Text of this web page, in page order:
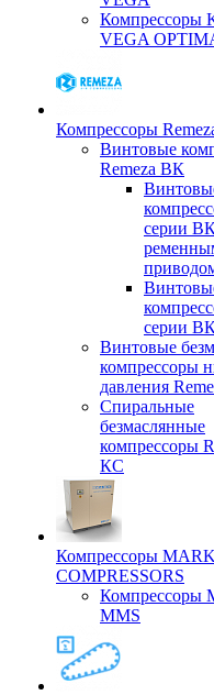
Компрессоры
VEGA
Компрессоры
Винтовые
Remeza ВК
серии
серии
Винтовые
компрессоры
давления
Спиральные
безмаслянные
компрессоры
КС
Компрессоры MARK
COMPRESSORS
Компрессоры
MMS